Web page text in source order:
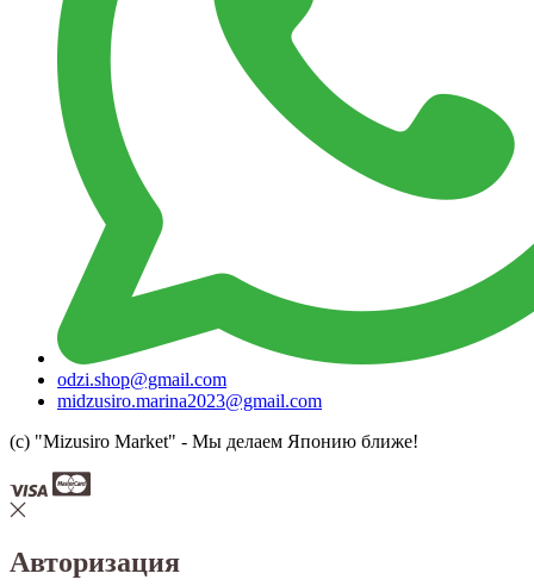
odzi.shop@gmail.com
midzusiro.marina2023@gmail.com
(c) "Mizusiro Market" - Мы делаем Японию ближе!
Авторизация